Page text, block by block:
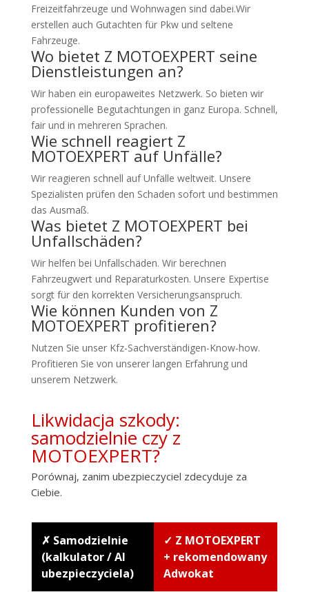
Freizeitfahrzeuge und Wohnwagen sind dabei.Wir
erstellen auch Gutachten für Pkw und seltene
Fahrzeuge.
Wo bietet Z MOTOEXPERT seine
Dienstleistungen an?
Wir haben ein europaweites Netzwerk. So bieten wir
professionelle Begutachtungen in ganz Europa. Schnell,
fair und in mehreren Sprachen.
Wie schnell reagiert Z
MOTOEXPERT auf Unfälle?
Wir reagieren schnell auf Unfälle weltweit. Unsere
Spezialisten prüfen den Schaden sofort und bestimmen
das Ausmaß.
Was bietet Z MOTOEXPERT bei
Unfallschäden?
Wir helfen bei Unfallschäden. Wir berechnen
Fahrzeugwert und Reparaturkosten. Unsere Expertise
sorgt für den korrekten Versicherungsanspruch.
Wie können Kunden von Z
MOTOEXPERT profitieren?
Nutzen Sie unser Kfz-Sachverständigen-Know-how.
Profitieren Sie von unserer langen Erfahrung und
unserem Netzwerk.
Likwidacja szkody:
samodzielnie czy z
MOTOEXPERT?
Porównaj, zanim ubezpieczyciel zdecyduje za
Ciebie.
✗ Samodzielnie
(kalkulator / AI
ubezpieczyciela)
✓ Z MOTOEXPERT
+ rekomendowany
Adwokat